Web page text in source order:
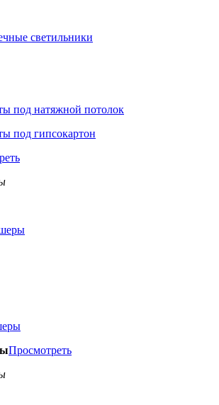
светильники
под натяжной потолок
под гипсокартон
Просмотреть